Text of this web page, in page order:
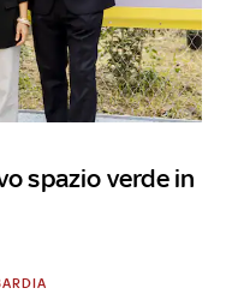
spazio verde in